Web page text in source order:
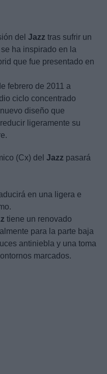
del Jazz tras sufrir un
ha inspirado en la
que fue presentado en
febrero de 2011 a
ciclo concentrado
diseño que
ligeramente su
(Cx) del Jazz pasará
en una ligera e
tiene un renovado
para la parte baja
antiniebla y una toma
marcados.